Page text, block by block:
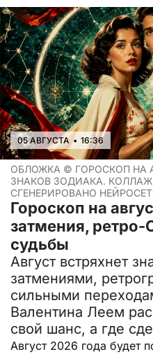
05 АВГУСТА • 16:36
ОБЛОЖКА © ГОРОСКОП НА
ЗНАКОВ ЗОДИАКА.
СГЕНЕРИРОВАНО
Гороскоп на
затмения,
судьбы
Август встряхнет
затмениями,
сильными
Валентина Леем
свой шанс, а где
Август 2026 года будет